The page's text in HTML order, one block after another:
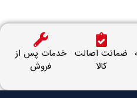
اصالت
کالا
خدمات پس از
فروش